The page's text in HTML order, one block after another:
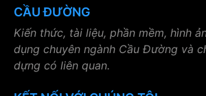
CẦU ĐƯỜNG
Kiến thức, tài liệu, phần mềm, hình
dụng chuyên ngành Cầu Đường và
dựng có liên quan.